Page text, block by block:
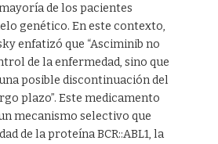
de los pacientes
genético. En este contexto,
enfatizó que “Asciminib no
de la enfermedad, sino que
posible discontinuación del
plazo”. Este medicamento
mecanismo selectivo que
de la proteína BCR::ABL1, la